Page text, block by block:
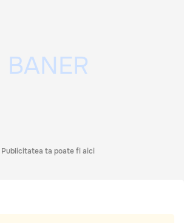
Publicitatea ta poate fi aici